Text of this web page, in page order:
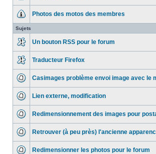
Photos des motos des membres
Sujets
Un bouton RSS pour le forum
Traducteur Firefox
Casimages problème envoi image avec le
Lien externe, modification
Redimensionnement des images pour
Retrouver (à peu près) l'ancienne
Redimensionner les photos pour le forum